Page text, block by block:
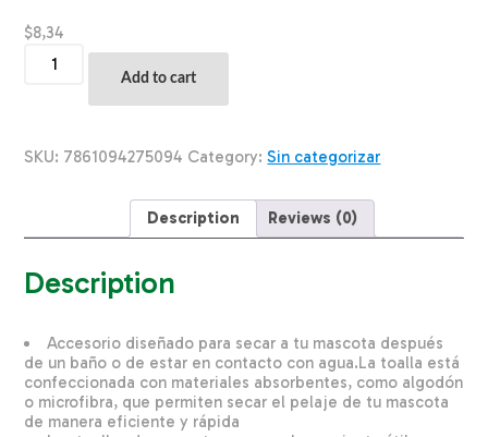
$8,34
Azul
Y
SOL
70
Cm
quantity
Add to cart
SKU: 7861094275094 Category:Sin categorizar
Description Reviews (0)
Description
Accesorio diseñado para secar a tu mascota después
de un baño o de estar en contacto con agua.La toalla está
confeccionada con materiales absorbentes, como algodón
o microfibra, que permiten secar el pelaje de tu mascota
de manera eficiente y rápida